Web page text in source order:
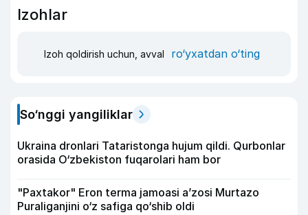
Izohlar
Izoh qoldirish uchun, avval ro‘yxatdan o‘ting
So‘nggi yangiliklar
Ukraina dronlari Tataristonga hujum qildi. Qurbonlar
orasida O‘zbekiston fuqarolari ham bor
"Paxtakor" Eron terma jamoasi a’zosi Murtazo
Puraliganjini o‘z safiga qo‘shib oldi